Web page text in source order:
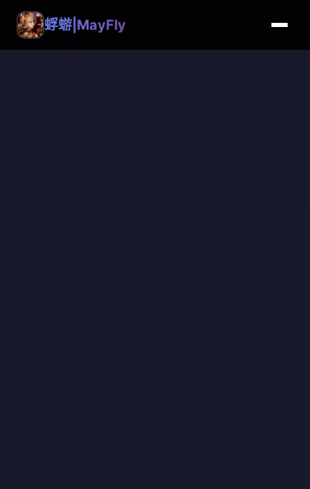
蜉蝣|MayFly